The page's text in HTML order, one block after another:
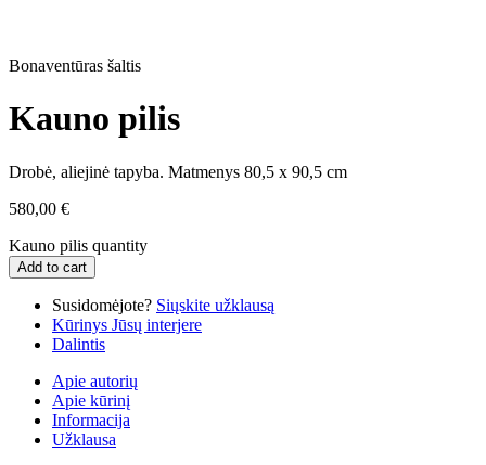
Bonaventūras šaltis
Kauno pilis
Drobė, aliejinė tapyba. Matmenys 80,5 x 90,5 cm
580,00 €
Kauno pilis quantity
Add to cart
Susidomėjote? Siųskite užklausą
Kūrinys Jūsų interjere
Dalintis
Apie autorių
Apie kūrinį
Informacija
Užklausa